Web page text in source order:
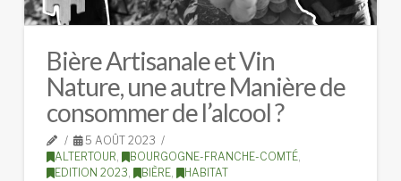
Bière Artisanale et Vin
Nature, une autre Manière de
consommer de l’alcool ?
5 AOÛT 2023
ALTERTOUR, BOURGOGNE-FRANCHE-COMTÉ,
EDITION 2023, BIÈRE, HABITAT